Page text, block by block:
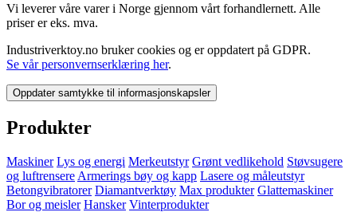
Vi leverer våre varer i Norge gjennom vårt forhandlernett. Alle
priser er eks. mva.
Industriverktoy.no bruker cookies og er oppdatert på GDPR.
Se vår personvernserklæring her.
Oppdater samtykke til informasjonskapsler
Produkter
Maskiner Lys og energi Merkeutstyr Grønt vedlikehold Støvsugere
og luftrensere Armerings bøy og kapp Lasere og måleutstyr
Betongvibratorer Diamantverktøy Max produkter Glattemaskiner
Bor og meisler Hansker Vinterprodukter